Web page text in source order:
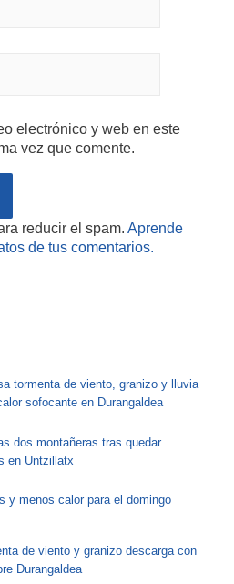
electrónico y web en este
vez que comente.
reducir el spam. Aprende
de tus comentarios.
tormenta de viento, granizo y lluvia
sofocante en Durangaldea
dos montañeras tras quedar
en Untzillatx
y menos calor para el domingo
de viento y granizo descarga con
Durangaldea